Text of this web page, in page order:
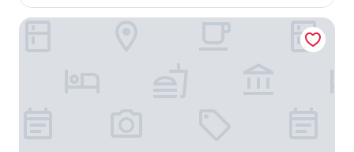
Bewertungen)
City Express by Marriott Ciudad de México La Villa